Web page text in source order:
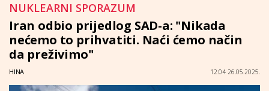
NUKLEARNI SPORAZUM
Iran odbio prijedlog SAD-a: "Nikada
nećemo to prihvatiti. Naći ćemo način
da preživimo"
HINA 12:04 26.05.2025.